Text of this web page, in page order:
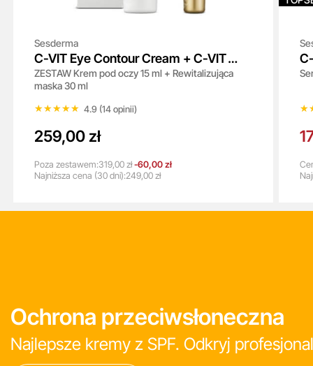
Sesderma
C-VIT Eye Contour Cream + C-VIT
Radiance
ZESTAW Krem pod oczy 15 ml + Rewitalizująca
maska 30 ml
★★★★★
★★★★★ 4.9 (14 opinii)
259,00 zł
Poza zestawem:319,00 zł -60,00 zł
Najniższa cena (30 dni):249,00 zł
Ochrona przeciwsłoneczna
Najlepsze kremy z SPF. Odkryj